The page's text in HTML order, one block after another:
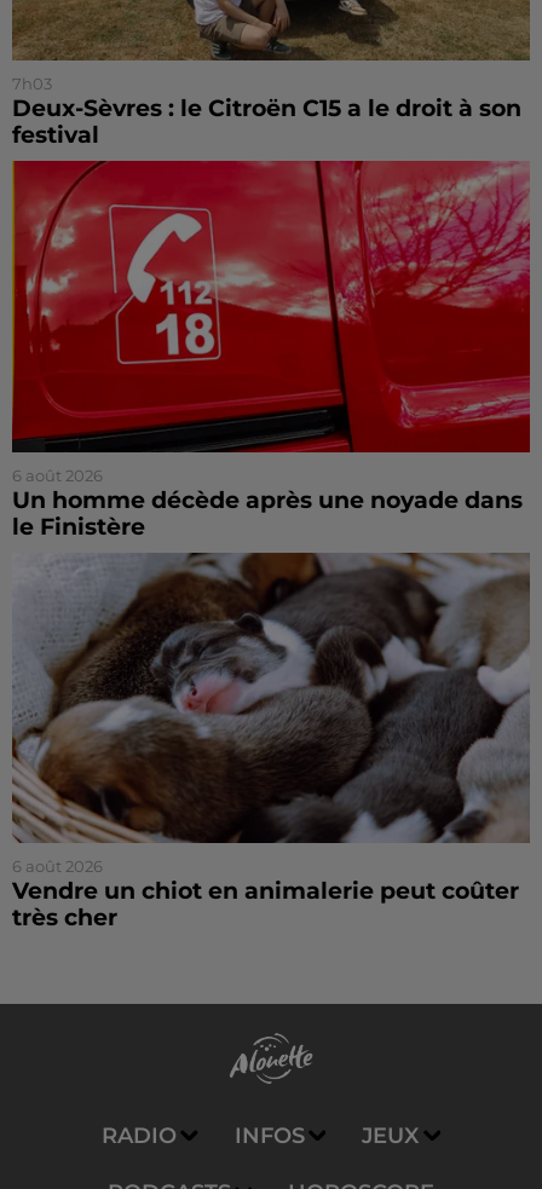
7h03
Deux-Sèvres : le Citroën C15 a le droit à son
festival
6 août 2026
Un homme décède après une noyade dans
le Finistère
6 août 2026
Vendre un chiot en animalerie peut coûter
très cher
RADIO INFOS JEUX